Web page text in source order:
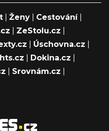
Ženy Cestování|
ZeStolu.cz
Úschovna.cz
Dokina.cz
Srovnám.cz